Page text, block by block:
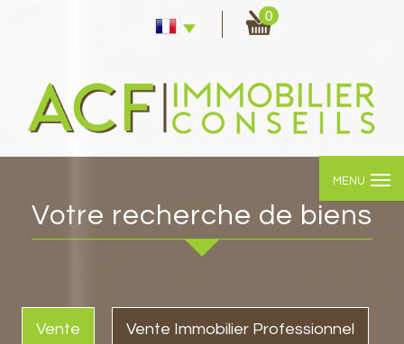
0
MENU
Votre recherche de biens
Vente Vente Immobilier Professionnel